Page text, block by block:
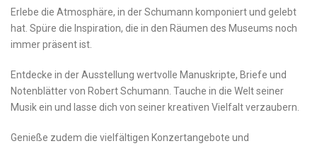
Erlebe ⁣die ‌Atmosphäre, in ‌der Schumann komponiert und gelebt
hat. Spüre ‍die Inspiration, die in den Räumen des‍ Museums​ noch
immer präsent ist.
Entdecke in ‍der⁣ Ausstellung‍ wertvolle Manuskripte, Briefe⁤ und
Notenblätter von Robert Schumann.⁤ Tauche in die Welt seiner
Musik ein und⁣ lasse dich von seiner kreativen Vielfalt verzaubern.
Genieße zudem die vielfältigen Konzertangebote und